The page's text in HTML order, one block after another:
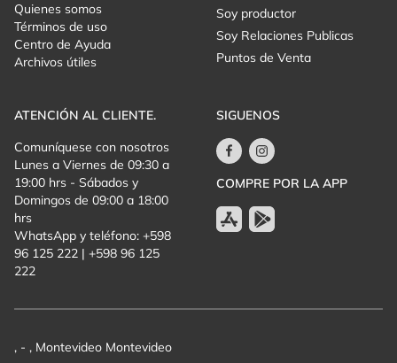
Quienes somos
Términos de uso
Centro de Ayuda
Archivos útiles
Soy productor
Soy Relaciones Publicas
Puntos de Venta
ATENCIÓN AL CLIENTE.
Comuníquese con nosotros
Lunes a Viernes de 09:30 a
19:00 hrs - Sábados y
Domingos de 09:00 a 18:00
hrs
WhatsApp y teléfono: +598
96 125 222 | +598 96 125
222
SIGUENOS
COMPRE POR LA APP
, - , Montevideo Montevideo